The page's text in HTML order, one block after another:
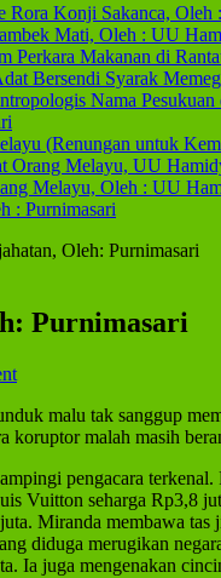
Rora Konji Sakanca,
Mati, Oleh : UU
Perkara Makanan di
Bersendi Syarak
Nama
(Renungan untuk
Orang Melayu, UU
Melayu, Oleh : UU
: Purnimasari
Oleh: Purnimasari
Purnimasari
malu tak sanggup
koruptor malah masih
pengacara
Vuitton seharga Rp3,8
Miranda membawa
diduga merugikan
Ia juga mengenakan